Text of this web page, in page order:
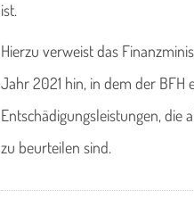
ist.
Hierzu verweist das
Jahr 2021 hin, in dem der BFH
Entschädigungsleistungen, die
zu beurteilen sind.